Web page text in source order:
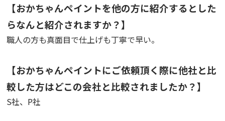
【おかちゃんペイントを他の方に紹介するとした
らなんと紹介されますか？】
職人の方も真面目で仕上げも丁寧で早い。
【おかちゃんペイントにご依頼頂く際に他社と比
較した方はどこの会社と比較されましたか？】
S社、P社